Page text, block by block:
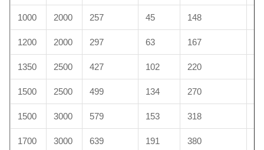
1000 2000 257 45 148
1200 2000 297 63 167
1350 2500 427 102 220
1500 2500 499 134 270
1500 3000 579 153 318
1700 3000 639 191 380